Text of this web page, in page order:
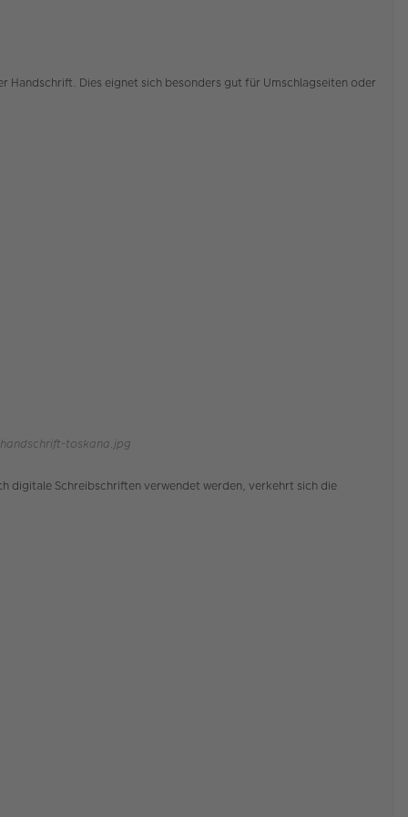
Handschrift. Dies eignet sich besonders gut für Umschlagseiten oder
toskana.jpg
digitale Schreibschriften verwendet werden, verkehrt sich die